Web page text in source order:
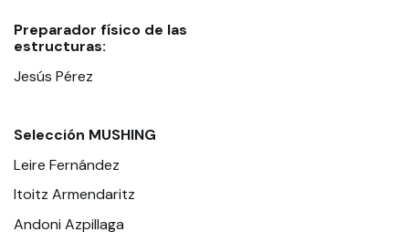
Preparador físico de las
estructuras:
Jesús Pérez
Selección MUSHING
Leire Fernández
Itoitz Armendaritz
Andoni Azpillaga